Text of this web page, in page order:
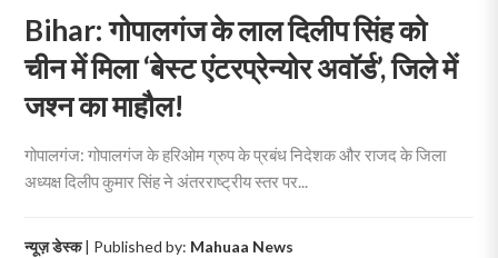
Bihar: गोपालगंज के लाल दिलीप सिंह को
चीन में मिला ‘बेस्ट एंटरप्रेन्योर अवॉर्ड’, जिले में
जश्न का माहौल!
गोपालगंज: गोपालगंज के हरिओम ग्रुप के प्रबंध निदेशक और राजद के जिला
अध्यक्ष दिलीप कुमार सिंह ने अंतरराष्ट्रीय स्तर पर...
न्यूज़ डेस्क| Published by: Mahuaa News